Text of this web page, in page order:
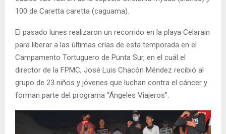
100 de Caretta caretta (caguama).
El pasado lunes realizaron un recorrido en la playa Celarain
para liberar a las últimas crías de esta temporada en el
Campamento Tortuguero de Punta Sur, en el cuál el
director de la FPMC, José Luis Chacón Méndez recibió al
grupo de 23 niños y jóvenes que luchan contra el cáncer y
forman parte del programa “Ángeles Viajeros”.